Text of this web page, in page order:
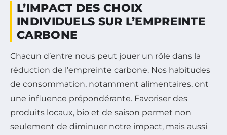
L’IMPACT DES CHOIX
INDIVIDUELS SUR L’EMPREINTE
CARBONE
Chacun d’entre nous peut jouer un rôle dans la
réduction de l’empreinte carbone. Nos habitudes
de consommation, notamment alimentaires, ont
une influence prépondérante. Favoriser des
produits locaux, bio et de saison permet non
seulement de diminuer notre impact, mais aussi